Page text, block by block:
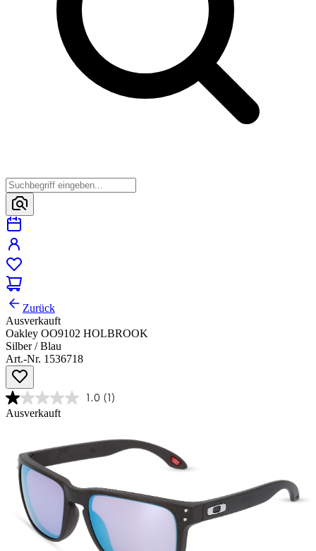
Zurück
Ausverkauft
Oakley OO9102 HOLBROOK
Silber / Blau
Art.-Nr. 1536718
1.0 (1)
Ausverkauft